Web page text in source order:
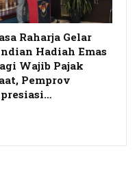
Raharja Gelar
Hadiah Emas
Wajib Pajak
Pemprov